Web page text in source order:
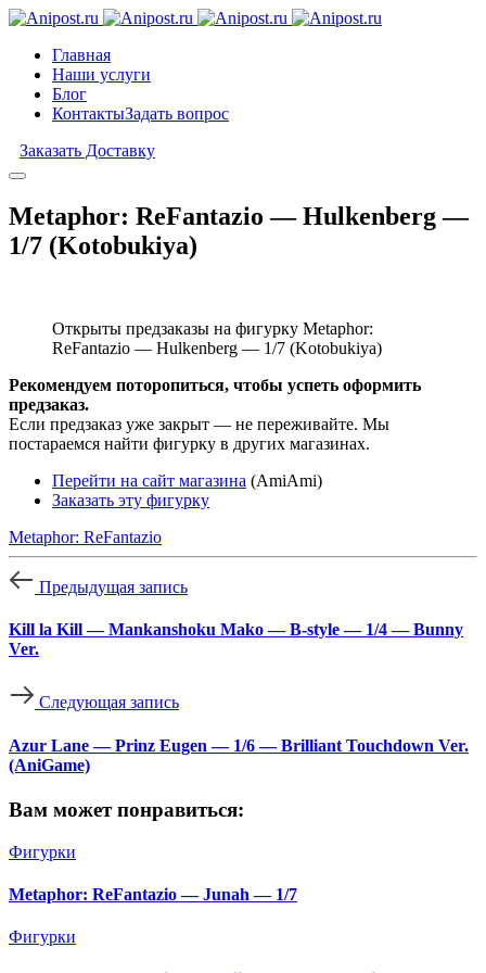
Главная
Наши услуги
Блог
КонтактыЗадать вопрос
Заказать Доставку
Metaphor: ReFantazio — Hulkenberg —
1/7 (Kotobukiya)
Открыты предзаказы на фигурку Metaphor:
ReFantazio — Hulkenberg — 1/7 (Kotobukiya)
Рекомендуем поторопиться, чтобы успеть оформить
предзаказ.
Если предзаказ уже закрыт — не переживайте. Мы
постараемся найти фигурку в других магазинах.
Перейти на сайт магазина (AmiAmi)
Заказать эту фигурку
Metaphor: ReFantazio
Предыдущая запись
Kill la Kill — Mankanshoku Mako — B-style — 1/4 — Bunny
Ver.
Следующая запись
Azur Lane — Prinz Eugen — 1/6 — Brilliant Touchdown Ver.
(AniGame)
Вам может понравиться:
Фигурки
Metaphor: ReFantazio — Junah — 1/7
Фигурки